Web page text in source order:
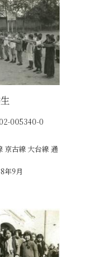
005340-0
京古線 大台線 通
年9月